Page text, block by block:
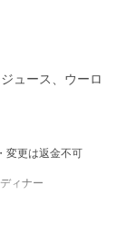
ュース、ウーロ
変更は返金不可
ディナー